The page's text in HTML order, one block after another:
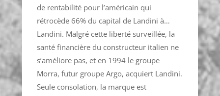
de rentabilité pour l’américain qui
rétrocède 66% du capital de Landini à…
Landini. Malgré cette liberté surveillée, la
santé financière du constructeur italien ne
s’améliore pas, et en 1994 le groupe
Morra, futur groupe Argo, acquiert Landini.
Seule consolation, la marque est